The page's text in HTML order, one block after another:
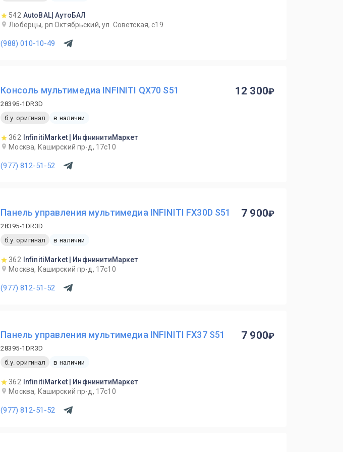
542 AutoBAL| АутоБАЛ
Люберцы, рп Октябрьский, ул. Советская, с19
(988) 010-10-49
Консоль мультимедиа INFINITI QX70 S51
28395-1DR3D
б.у. оригинал
в наличии
362
InfinitiMarket | ИнфнинитиМаркет
Москва, Каширский пр-д, 17с10
(977) 812-51-52
12 300
Панель управления мультимедиа INFINITI FX30D S51
28395-1DR3D
б.у. оригинал
в наличии
362
InfinitiMarket | ИнфнинитиМаркет
Москва, Каширский пр-д, 17с10
(977) 812-51-52
7 900
Панель управления мультимедиа INFINITI FX37 S51
28395-1DR3D
б.у. оригинал
в наличии
362
InfinitiMarket | ИнфнинитиМаркет
Москва, Каширский пр-д, 17с10
(977) 812-51-52
7 900